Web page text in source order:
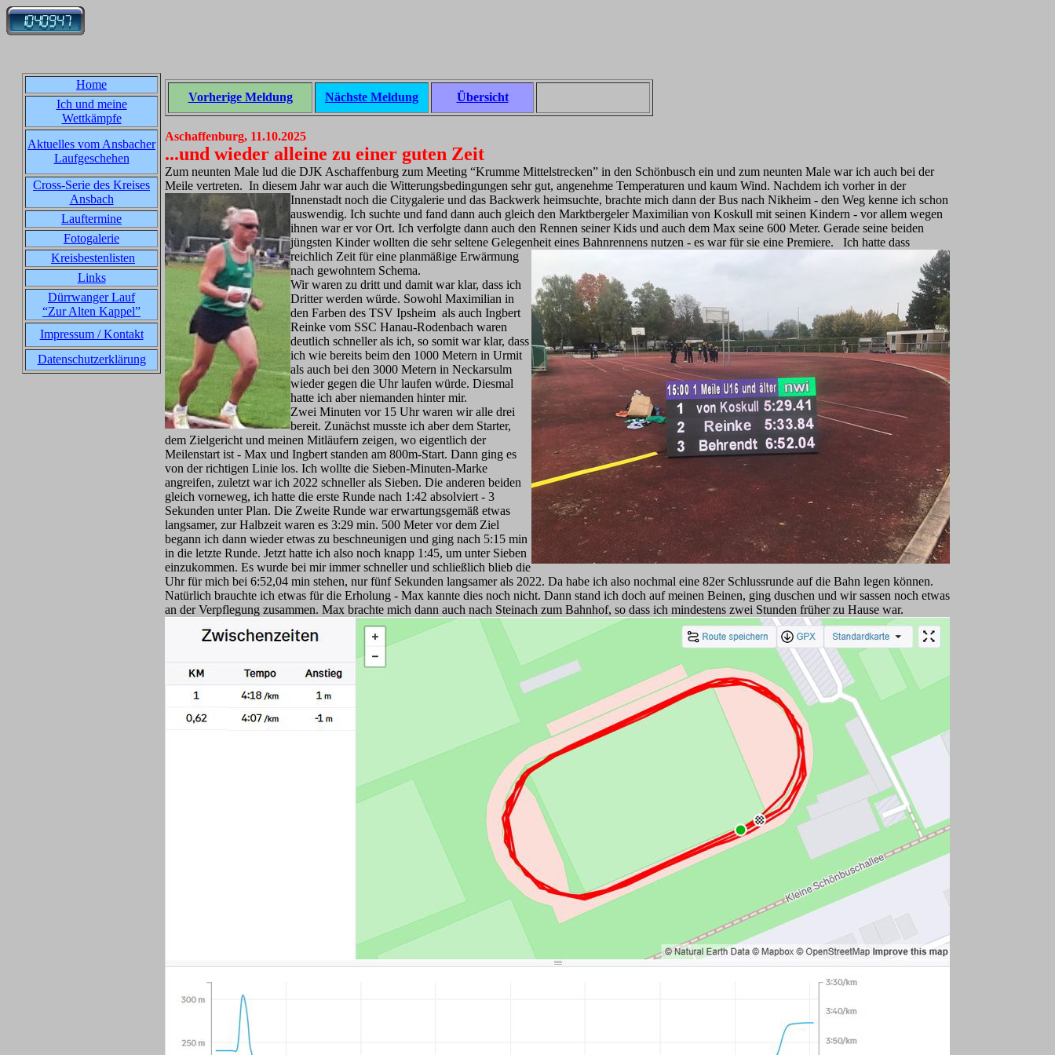
Home
Ich und meine
Wettkämpfe
Aktuelles vom Ansbacher
Laufgeschehen
Cross-Serie des Kreises
Ansbach
Lauftermine
Fotogalerie
Kreisbestenlisten
Links
Dürrwanger Lauf
“Zur Alten Kappel”
Impressum / Kontakt
Datenschutzerklärung
Vorherige Meldung Nächste Meldung Übersicht
Aschaffenburg, 11.10.2025
...und wieder alleine zu einer guten Zeit
Zum neunten Male lud die DJK Aschaffenburg zum Meeting “Krumme Mittelstrecken” in den Schönbusch ein und zum neunten Male war ich auch bei der
Meile vertreten. In diesem Jahr war auch die Witterungsbedingungen sehr gut, angenehme Temperaturen und kaum Wind. Nachdem ich vorher in der
Innenstadt noch die Citygalerie und das Backwerk heimsuchte, brachte mich dann der Bus nach Nikheim - den Weg kenne ich schon
auswendig. Ich suchte und fand dann auch gleich den Marktbergeler Maximilian von Koskull mit seinen Kindern - vor allem wegen
ihnen war er vor Ort. Ich verfolgte dann auch den Rennen seiner Kids und auch dem Max seine 600 Meter. Gerade seine beiden
jüngsten Kinder wollten die sehr seltene Gelegenheit eines Bahnrennens nutzen - es war fürsie eine Premiere. Ich hatte dass
reichlich Zeit für eine planmäßige Erwärmung
nach gewohntem Schema.
Wir waren zu dritt und damit war klar, dass ich
Dritter werden würde. Sowohl Maximilian in
den Farben des TSV Ipsheim als auch Ingbert
Reinke vom SSC Hanau-Rodenbach waren
deutlich schneller als ich, so somit war klar, dass
ich wie bereits beim den 1000 Metern in Urmit
als auch bei den 3000 Metern in Neckarsulm
wieder gegen die Uhr laufen würde. Diesmal
hatte ich aber niemanden hinter mir.
Zwei Minuten vor 15 Uhr waren wir alle drei
bereit. Zunächst musste ich aber dem Starter,
dem Zielgericht und meinen Mitläufern zeigen, wo eigentlich der
Meilenstart ist - Max und Ingbert standen am 800m-Start. Dann ging es
von der richtigen Linie los. Ich wollte die Sieben-Minuten-Marke
angreifen, zuletzt war ich 2022 schneller als Sieben. Die anderen beiden
gleich vorneweg, ich hatte die erste Runde nach 1:42 absolviert - 3
Sekunden unter Plan. Die Zweite Runde war erwartungsgemäß etwas
langsamer, zur Halbzeit waren es 3:29 min. 500 Meter vor dem Ziel
begann ich dann wieder etwas zu beschneunigen und ging nach 5:15 min
in die letzte Runde. Jetzt hatte ich also noch knapp 1:45, um unter Sieben
einzukommen. Es wurde bei mir immer schneller und schließlich blieb die
Uhr für mich bei 6:52,04 min stehen, nur fünf Sekunden langsamer als 2022. Da habe ich also nochmal eine 82er Schlussrunde auf die Bahn legen können.
Natürlich brauchte ich etwas für die Erholung - Max kannte dies noch nicht. Dann stand ich doch auf meinen Beinen, ging duschen und wir sassen noch etwas
an der Verpflegung zusammen. Max brachte mich dann auch nach Steinach zum Bahnhof, so dass ich mindestens zwei Stunden früher zu Hause war.